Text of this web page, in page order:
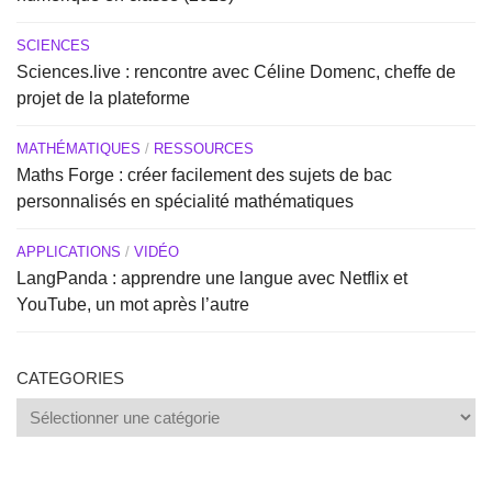
SCIENCES
Sciences.live : rencontre avec Céline Domenc, cheffe de
projet de la plateforme
MATHÉMATIQUES / RESSOURCES
Maths Forge : créer facilement des sujets de bac
personnalisés en spécialité mathématiques
APPLICATIONS / VIDÉO
LangPanda : apprendre une langue avec Netflix et
YouTube, un mot après l’autre
CATEGORIES
Categories